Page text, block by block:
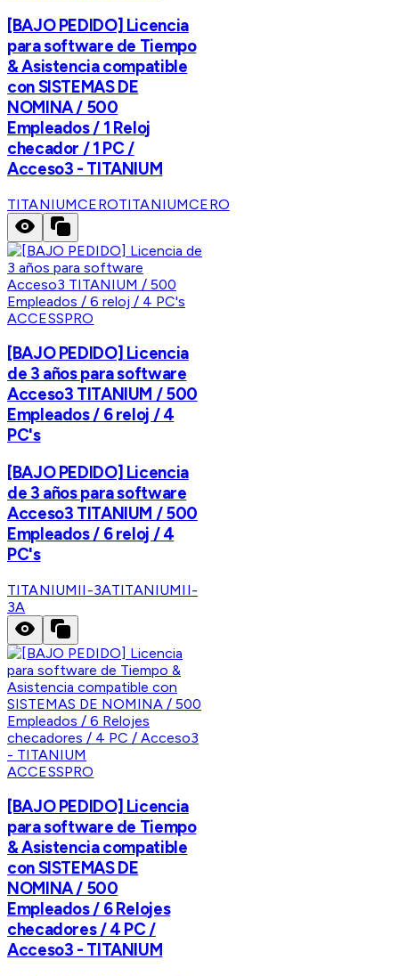
[BAJO PEDIDO] Licencia
para software de Tiempo
& Asistencia compatible
con SISTEMAS DE
NOMINA / 500
Empleados / 1 Reloj
checador / 1 PC /
Acceso3 - TITANIUM
TITANIUMCEROTITANIUMCERO
ACCESSPRO
[BAJO PEDIDO] Licencia
de 3 años para software
Acceso3 TITANIUM / 500
Empleados / 6 reloj / 4
PC's
[BAJO PEDIDO] Licencia
de 3 años para software
Acceso3 TITANIUM / 500
Empleados / 6 reloj / 4
PC's
TITANIUMII-3ATITANIUMII-
3A
ACCESSPRO
[BAJO PEDIDO] Licencia
para software de Tiempo
& Asistencia compatible
con SISTEMAS DE
NOMINA / 500
Empleados / 6 Relojes
checadores / 4 PC /
Acceso3 - TITANIUM